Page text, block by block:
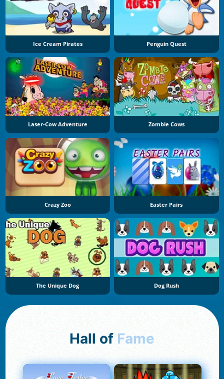
Ice Cream Pirates Penguin Quest
Laser-Cow Adventure Zombie Cows
Crazy Zoo Easter Pairs
The Unique Dog Dog Rush
Hall of Fame